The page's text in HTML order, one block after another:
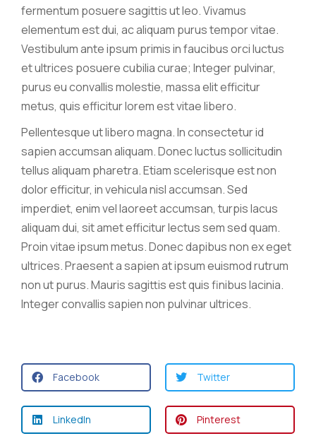
fermentum posuere sagittis ut leo. Vivamus
elementum est dui, ac aliquam purus tempor vitae.
Vestibulum ante ipsum primis in faucibus orci luctus
et ultrices posuere cubilia curae; Integer pulvinar,
purus eu convallis molestie, massa elit efficitur
metus, quis efficitur lorem est vitae libero.
Pellentesque ut libero magna. In consectetur id
sapien accumsan aliquam. Donec luctus sollicitudin
tellus aliquam pharetra. Etiam scelerisque est non
dolor efficitur, in vehicula nisl accumsan. Sed
imperdiet, enim vel laoreet accumsan, turpis lacus
aliquam dui, sit amet efficitur lectus sem sed quam.
Proin vitae ipsum metus. Donec dapibus non ex eget
ultrices. Praesent a sapien at ipsum euismod rutrum
non ut purus. Mauris sagittis est quis finibus lacinia.
Integer convallis sapien non pulvinar ultrices.
Facebook Twitter
LinkedIn Pinterest